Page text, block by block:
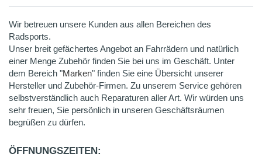
Wir betreuen unsere Kunden aus allen Bereichen des
Radsports.
Unser breit gefächertes Angebot an Fahrrädern und natürlich
einer Menge Zubehör finden Sie bei uns im Geschäft. Unter
dem Bereich "Marken" finden Sie eine Übersicht unserer
Hersteller und Zubehör-Firmen. Zu unserem Service gehören
selbstverständlich auch Reparaturen aller Art. Wir würden uns
sehr freuen, Sie persönlich in unseren Geschäftsräumen
begrüßen zu dürfen.
ÖFFNUNGSZEITEN: